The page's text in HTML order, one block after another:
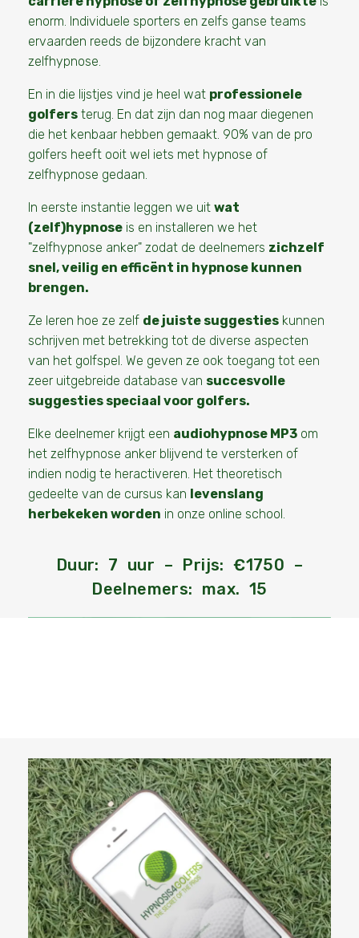
enorm. Individuele sporters en zelfs ganse teams
ervaarden reeds de bijzondere kracht van
zelfhypnose.
En in die lijstjes vind je heel wat professionele
golfers terug. En dat zijn dan nog maar diegenen
die het kenbaar hebben gemaakt. 90% van de pro
golfers heeft ooit wel iets met hypnose of
zelfhypnose gedaan.
In eerste instantie leggen we uit wat
(zelf)hypnose is en installeren we het
"zelfhypnose anker" zodat de deelnemers zichzelf
snel, veilig en efficënt in hypnose kunnen
brengen.
Ze leren hoe ze zelf de juiste suggesties kunnen
schrijven met betrekking tot de diverse aspecten
van het golfspel. We geven ze ook toegang tot een
zeer uitgebreide database van succesvolle
suggesties speciaal voor golfers.
Elke deelnemer krijgt een audiohypnose MP3 om
het zelfhypnose anker blijvend te versterken of
indien nodig te heractiveren. Het theoretisch
gedeelte van de cursus kan levenslang
herbekeken worden in onze online school.
Duur: 7 uur – Prijs: €1750 –
Deelnemers: max. 15